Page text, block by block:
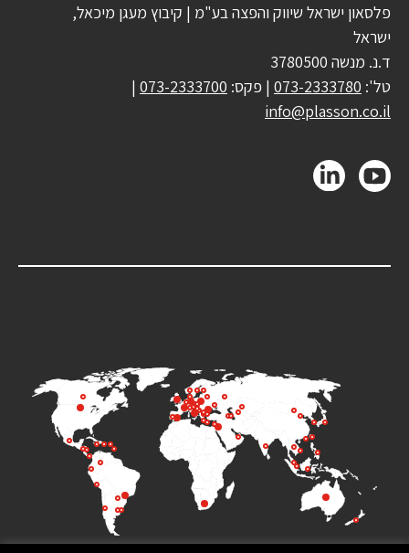
פלסאון ישראל שיווק והפצה בע"מ | קיבוץ מעגן מיכאל,
ישראל
ד.נ. מנשה 3780500
טל': 073-2333780 | פקס: 073-2333700
|
info@plasson.co.il